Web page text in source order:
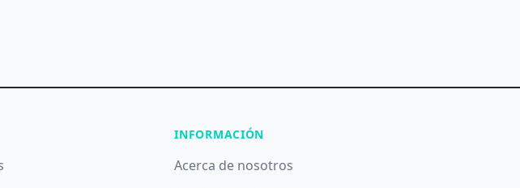
INFORMACIÓN
Acerca de nosotros